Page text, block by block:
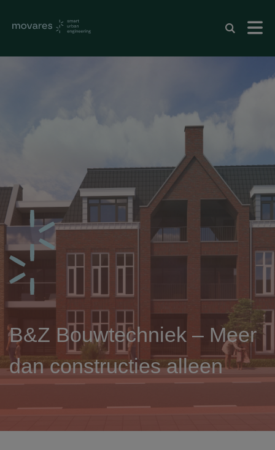
B&Z Bouwtechniek – Meer
dan constructies alleen